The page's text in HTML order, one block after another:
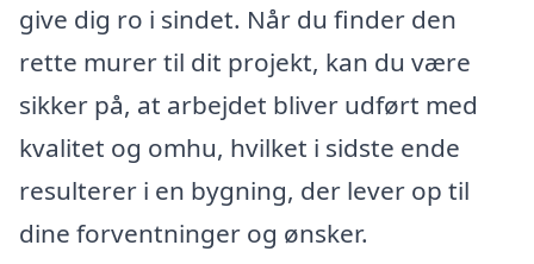
give dig ro i sindet. Når du finder den
rette murer til dit projekt, kan du være
sikker på, at arbejdet bliver udført med
kvalitet og omhu, hvilket i sidste ende
resulterer i en bygning, der lever op til
dine forventninger og ønsker.